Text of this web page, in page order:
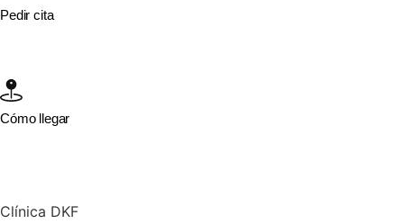
Pedir cita
Cómo llegar
Clínica DKF